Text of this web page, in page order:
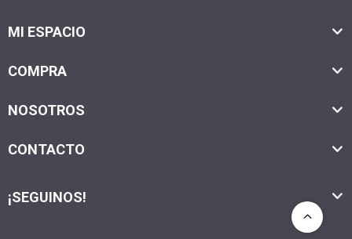
MI ESPACIO
COMPRA
NOSOTROS
CONTACTO
¡SEGUINOS!